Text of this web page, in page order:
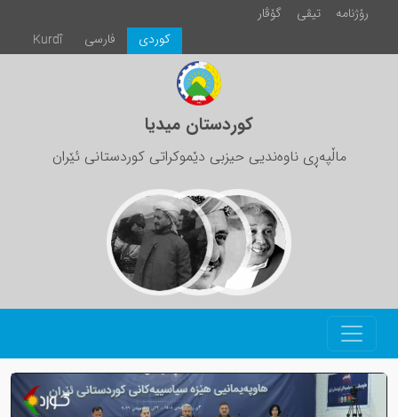
رۆژنامە تیڤی
گۆڤار
Kurdî
فارسی كوردی
کوردستان میدیا
ماڵپەڕی ناوەندیی حیزبی دێموکراتی کوردستانی ئێران